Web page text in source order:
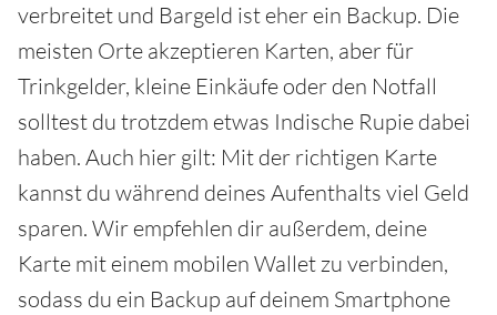
verbreitet und Bargeld ist eher ein Backup. Die
meisten Orte akzeptieren Karten, aber für
Trinkgelder, kleine Einkäufe oder den Notfall
solltest du trotzdem etwas Indische Rupie dabei
haben. Auch hier gilt: Mit der richtigen Karte
kannst du während deines Aufenthalts viel Geld
sparen. Wir empfehlen dir außerdem, deine
Karte mit einem mobilen Wallet zu verbinden,
sodass du ein Backup auf deinem Smartphone